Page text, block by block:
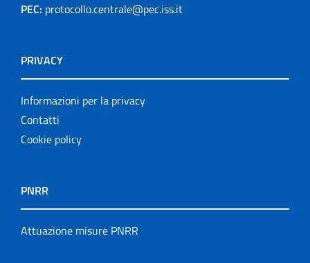
PEC: protocollo.centrale@pec.iss.it
PRIVACY
Informazioni per la privacy
Contatti
Cookie policy
PNRR
Attuazione misure PNRR